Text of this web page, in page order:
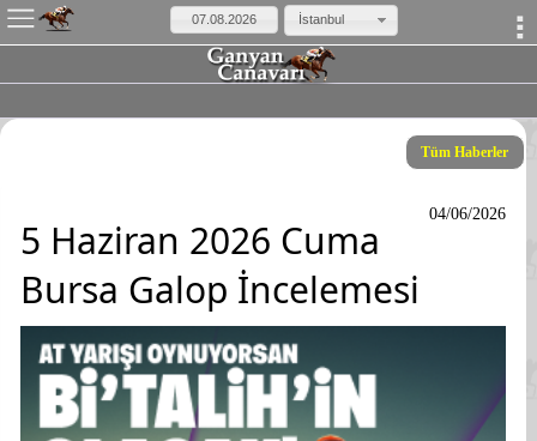
İstanbul
Tüm Haberler
04/06/2026
5 Haziran 2026 Cuma
Bursa Galop İncelemesi
×